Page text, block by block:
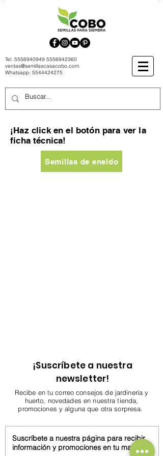
Tel. 5556940949 5556942360
ventas@semillascasacobo.com
Whatsapp: 5544424275
¡Haz click en el botón para ver la
ficha técnica!
Semillas de eneldo
¡Suscríbete a nuestra
newsletter!
Recibe en tu correo consejos de jardinería y
huerto, novedades en nuestra tienda,
promociones y alguna que otra sorpresa.
Suscríbete a nuestra página para recibir
información y promociones en tu mail.